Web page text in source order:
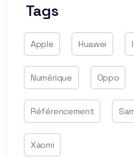
Tags
Apple Huawei
Numérique Oppo
Référencement
Xaomi